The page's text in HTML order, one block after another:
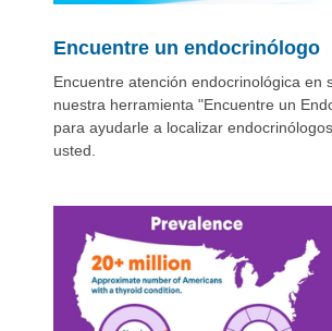
Encuentre un endocrinólogo
Encuentre atención endocrinológica en
nuestra herramienta "Encuentre un
para ayudarle a localizar
usted.